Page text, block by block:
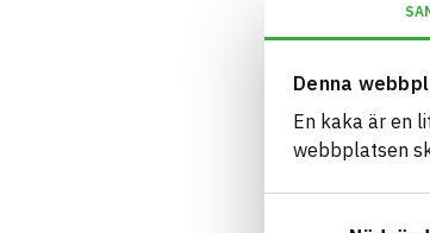
Denna
En kaka är en
webbplatsen